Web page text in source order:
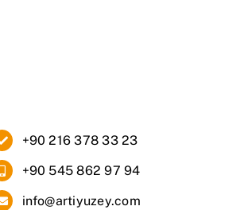
+90 216 378 33 23
+90 545 862 97 94
info@artiyuzey.com